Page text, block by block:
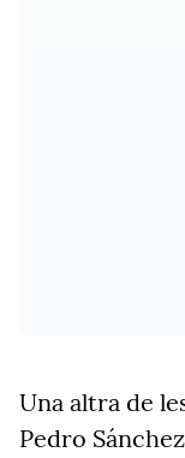
Una altra de
Pedro